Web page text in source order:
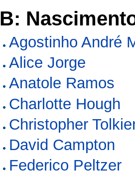
B:
Agostinho André
Alice Jorge
Anatole Ramos
Charlotte Hough
Christopher
David Campton
Federico Peltzer